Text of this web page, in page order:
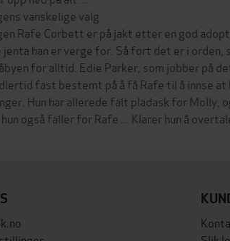
vanskelige valg
Rafe Corbett er på jakt etter en god
jenta han er verge for. Så fort det er i orden,
for alltid. Edie Parker, som jobber på
fast bestemt på å få Rafe til å innse at
Hun har allerede falt pladask for Molly,